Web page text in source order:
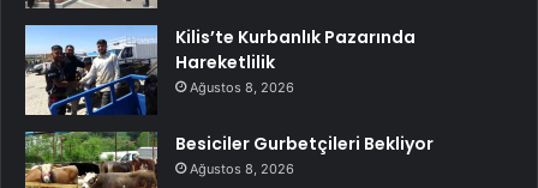
Kilis’te Kurbanlık Pazarında
Hareketlilik
Ağustos 8, 2026
Besiciler Gurbetçileri Bekliyor
Ağustos 8, 2026